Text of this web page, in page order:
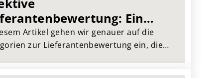
Ein
auf die Kategorien des
Risk Reports
Artikel gehen wir genauer auf die
zur Lieferantenbewertung ein, die